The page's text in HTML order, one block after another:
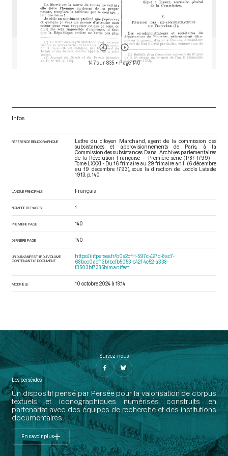
147 sur 835 • Page 140
Infos
RÉFÉRENCE BIBLIOGRAPHIQUE
Lettre du citoyen Marchand, agent de la commission des
subsistances et approvisionnements de Paris, à la
Commission des subsistances. Dans : Archives parlementaires
de la Révolution Française — Première série (1787-1799) —
Tome LXXXI - Du 16 frimaire au 29 frimaire an II (6 décembre
au 19 décembre 1793) , sous la direction de Lodoïs Lataste.
1913. p. 140.
LANGUE PRINCIPALE Français
NOMBRE DE PAGES 1
PREMIÈRE PAGE 140
DERNIÈRE PAGE 140
URI DU MANIFEST IIIF DU VOLUME
CONTENANT LE DOCUMENT
https://iiif.persee.fr/b0e2cf11-597c-427d-8ac7-
68bcc0acf13b/bcfb5053-c42f-4c52-a338-
f3503bf7385b/manifest
MODIFIÉ LE 10 octobre 2024 à 18:14
Suivez-nous
Les perséides
Un dispositif pensé par Persée pour la valorisation de corpus
textuels et iconographiques numérisés construits en
partenariat avec des équipes de recherche et des institutions
documentaires.
En savoir plus